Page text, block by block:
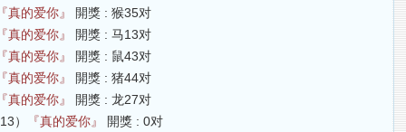
『真的爱你』
開獎 : 猴35对
『真的爱你』
開獎 : 马13对
『真的爱你』
開獎 : 鼠43对
『真的爱你』
開獎 : 猪44对
『真的爱你』
開獎 : 龙27对
）
『真的爱你』
開獎 : 0对